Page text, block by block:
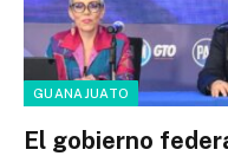
GUANAJUATO
El gobierno